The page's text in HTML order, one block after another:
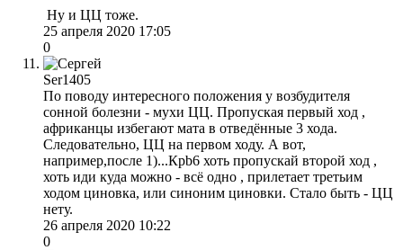
Ну и ЦЦ тоже.
25 апреля 2020 17:05
0
Ser1405
По поводу интересного положения у возбудителя
сонной болезни - мухи ЦЦ. Пропуская первый ход ,
африканцы избегают мата в отведённые 3 хода.
Следовательно, ЦЦ на первом ходу. А вот,
например,после 1)...Крb6 хоть пропускай второй ход ,
хоть иди куда можно - всё одно , прилетает третьим
ходом циновка, или синоним циновки. Стало быть - ЦЦ
нету.
26 апреля 2020 10:22
0